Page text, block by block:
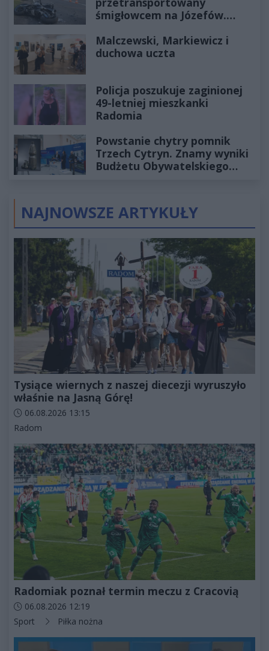
śmigłowcem na Józefów.
Malczewski, Markiewicz i
duchowa uczta
Policja poszukuje zaginionej
49-letniej mieszkanki
Radomia
Powstanie chytry pomnik
Trzech Cytryn. Znamy wyniki
Budżetu Obywatelskiego
NAJNOWSZE ARTYKUŁY
Tysiące wiernych z naszej diecezji wyruszyło
właśnie na Jasną Górę!
Data dodania artykułu:
06.08.2026 13:15
Kategorie artykułu:
Radom
Radomiak poznał termin meczu z Cracovią
Data dodania artykułu:
06.08.2026 12:19
Kategorie artykułu:
Sport Piłka nożna